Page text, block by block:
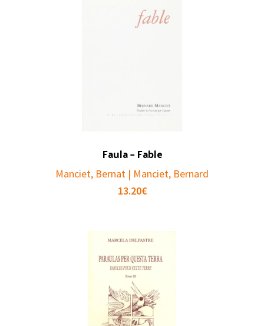
Faula – Fable
Manciet, Bernat | Manciet, Bernard
13.20€